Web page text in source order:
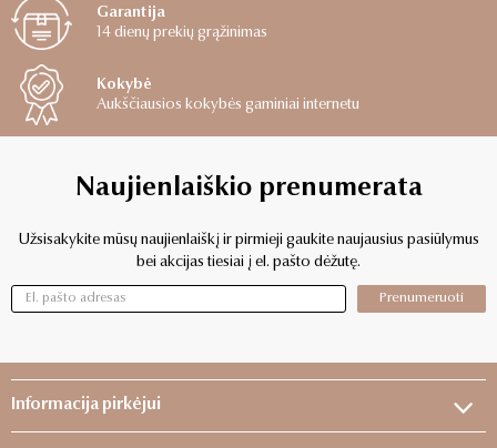
Garantija
14 dienų prekių grąžinimas
Kokybė
Aukščiausios kokybės gaminiai internetu
Naujienlaiškio prenumerata
Užsisakykite mūsų naujienlaiškį ir pirmieji gaukite naujausius pasiūlymus
bei akcijas tiesiai į el. pašto dėžutę.
Prenumeruoti
Informacija pirkėjui